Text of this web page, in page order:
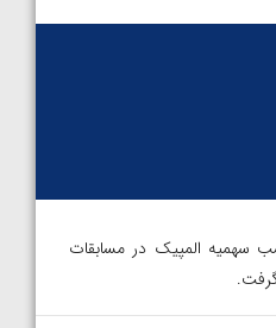
سهمیه المپیک در مسابقات